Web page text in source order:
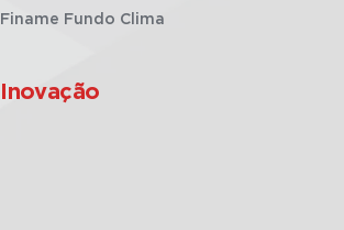
Finame Fundo Clima
Inovação